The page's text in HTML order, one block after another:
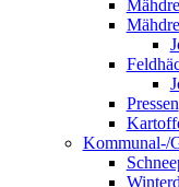
Pressen
Kommunal-/